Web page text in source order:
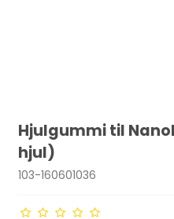
Hjulgummi til
hjul)
103-160601036